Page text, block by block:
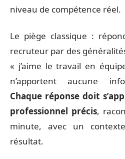
niveau de compétence réel.
Le piège classique :
recruteur par des
« j’aime le travail en
n’apportent aucune
Chaque réponse doit
professionnel précis,
minute, avec un
résultat.